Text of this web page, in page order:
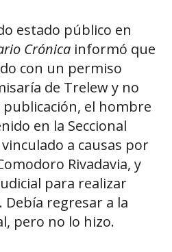
estado público en
Crónica informó que
con un permiso
de Trelew y no
publicación, el hombre
en la Seccional
a causas por
Rivadavia, y
para realizar
regresar a la
pero no lo hizo.